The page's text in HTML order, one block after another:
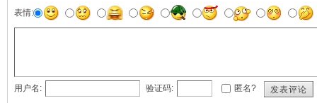
表情:
用户名: 验证码: 匿名? 发表评论